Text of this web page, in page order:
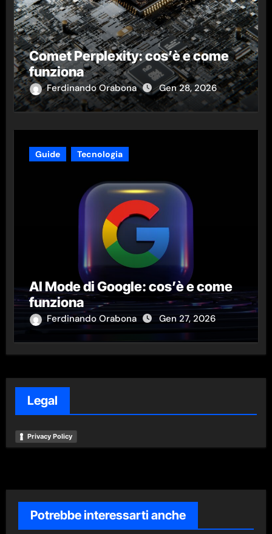
Comet Perplexity: cos’è e come
funziona
Ferdinando Orabona Gen 28, 2026
Guide Tecnologia
AI Mode di Google: cos’è e come
funziona
Ferdinando Orabona Gen 27, 2026
Legal
Privacy Policy
Potrebbe interessarti anche